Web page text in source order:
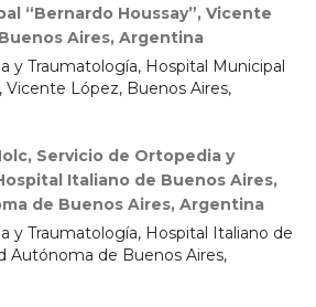
“Bernardo Houssay”, Vicente
Aires, Argentina
y Traumatología, Hospital Municipal
Vicente López, Buenos Aires,
Servicio de Ortopedia y
Italiano de Buenos Aires,
de Buenos Aires, Argentina
y Traumatología, Hospital Italiano de
Autónoma de Buenos Aires,